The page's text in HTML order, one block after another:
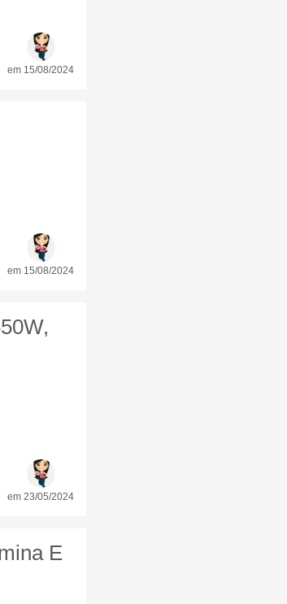
em 15/08/2024
em 15/08/2024
em 23/05/2024
E